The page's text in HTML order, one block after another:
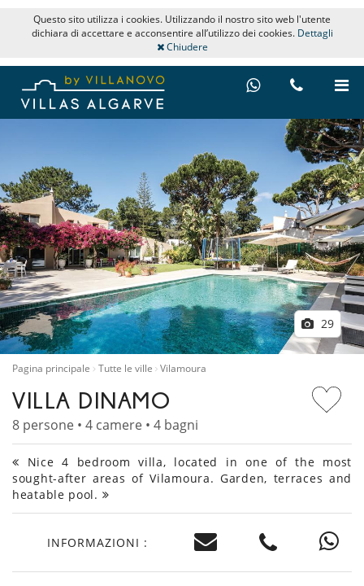
Questo sito utilizza i cookies. Utilizzando il nostro sito web l'utente
dichiara di accettare e acconsentire all’utilizzo dei cookies. Dettagli
Chiudere
29
Pagina principale Tutte le ville Vilamoura
VILLA DINAMO
8 persone • 4 camere • 4 bagni
Nice 4 bedroom villa, located in one of the most
sought-after areas of Vilamoura. Garden, terraces and
heatable pool.
INFORMAZIONI :